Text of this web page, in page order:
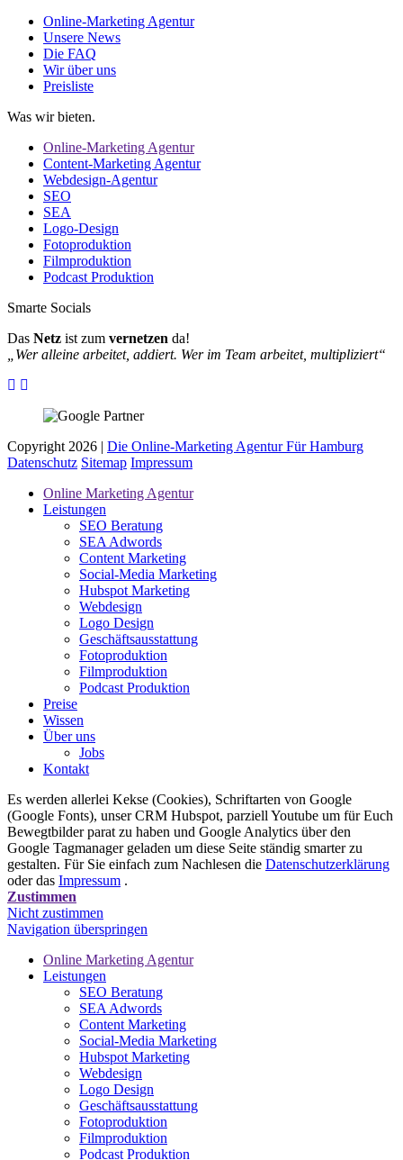
Online-Marketing Agentur
Unsere News
Die FAQ
Wir über uns
Preisliste
Was wir bieten.
Online-Marketing Agentur
Content-Marketing Agentur
Webdesign-Agentur
SEO
SEA
Logo-Design
Fotoproduktion
Filmproduktion
Podcast Produktion
Smarte Socials
Das Netz ist zum vernetzen da!
„Wer alleine arbeitet, addiert. Wer im Team arbeitet, multipliziert“
Copyright 2026 | Die Online-Marketing Agentur Für Hamburg
Datenschutz Sitemap Impressum
Online Marketing Agentur
Leistungen
SEO Beratung
SEA Adwords
Content Marketing
Social-Media Marketing
Hubspot Marketing
Webdesign
Logo Design
Geschäftsausstattung
Fotoproduktion
Filmproduktion
Podcast Produktion
Preise
Wissen
Über uns
Jobs
Kontakt
Es werden allerlei Kekse (Cookies), Schriftarten von Google
(Google Fonts), unser CRM Hubspot, parziell Youtube um für Euch
Bewegtbilder parat zu haben und Google Analytics über den
Google Tagmanager geladen um diese Seite ständig smarter zu
gestalten. Für Sie einfach zum Nachlesen die Datenschutzerklärung
oder das Impressum .
Zustimmen
Nicht zustimmen
Navigation überspringen
Online Marketing Agentur
Leistungen
SEO Beratung
SEA Adwords
Content Marketing
Social-Media Marketing
Hubspot Marketing
Webdesign
Logo Design
Geschäftsausstattung
Fotoproduktion
Filmproduktion
Podcast Produktion